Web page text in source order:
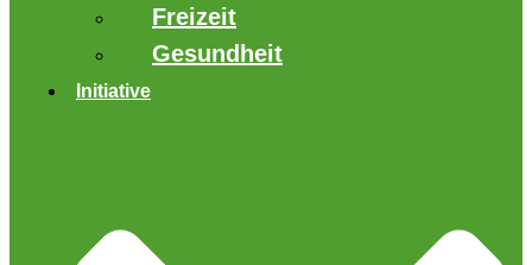
Freizeit
Gesundheit
Initiative